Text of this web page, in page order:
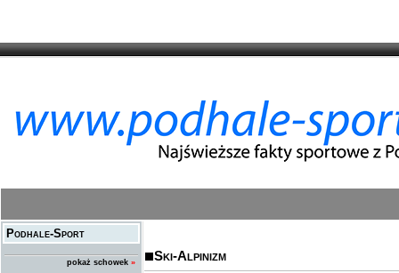
Podhale-Sport
pokaż schowek »
Ski-Alpinizm